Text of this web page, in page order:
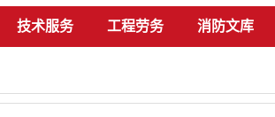
技术服务 工程劳务 消防文库